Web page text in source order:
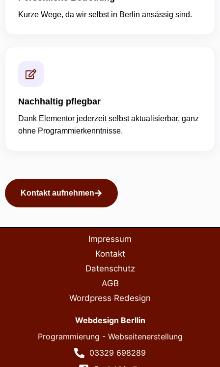
Kurze Wege, da wir selbst in Berlin ansässig sind.
Nachhaltig pflegbar
Dank Elementor jederzeit selbst aktualisierbar, ganz
ohne Programmierkenntnisse.
Kontakt aufnehmen
Impressum
Kontakt
Datenschutz
AGB
Wordpress Redesign
Webdesign Berllin
Programmierung - Webseitenerstellung
03329 698289